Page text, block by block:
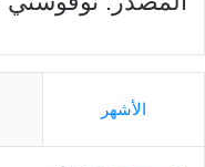
الأشهر